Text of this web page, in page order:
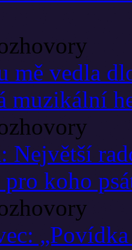
mě vedla
muzikální
Největší
koho